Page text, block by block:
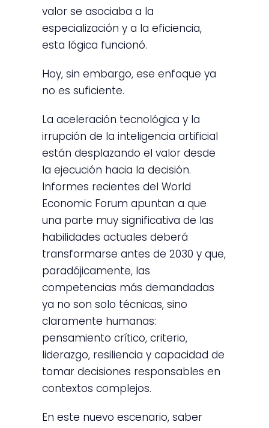
valor se asociaba a la
especialización y a la eficiencia,
esta lógica funcionó.
Hoy, sin embargo, ese enfoque ya
no es suficiente.
La aceleración tecnológica y la
irrupción de la inteligencia artificial
están desplazando el valor desde
la ejecución hacia la decisión.
Informes recientes del World
Economic Forum apuntan a que
una parte muy significativa de las
habilidades actuales deberá
transformarse antes de 2030 y que,
paradójicamente, las
competencias más demandadas
ya no son solo técnicas, sino
claramente humanas:
pensamiento crítico, criterio,
liderazgo, resiliencia y capacidad de
tomar decisiones responsables en
contextos complejos.
En este nuevo escenario, saber